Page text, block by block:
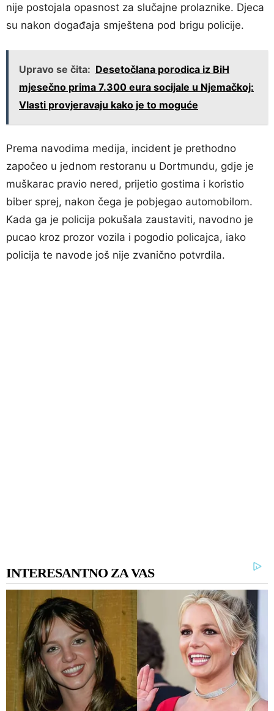
nije postojala opasnost za slučajne prolaznike. Djeca
su nakon događaja smještena pod brigu policije.
Upravo se čita: Desetočlana porodica iz BiH
mjesečno prima 7.300 eura socijale u Njemačkoj:
Vlasti provjeravaju kako je to moguće
Prema navodima medija, incident je prethodno
započeo u jednom restoranu u Dortmundu, gdje je
muškarac pravio nered, prijetio gostima i koristio
biber sprej, nakon čega je pobjegao automobilom.
Kada ga je policija pokušala zaustaviti, navodno je
pucao kroz prozor vozila i pogodio policajca, iako
policija te navode još nije zvanično potvrdila.